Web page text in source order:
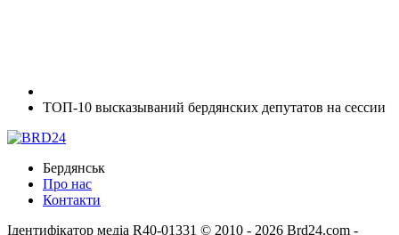
ТОП-10 высказываний бердянских депутатов на сессии
Бердянськ
Про нас
Контакти
Ідентифікатор медіа R40-01331 © 2010 - 2026 Brd24.com -